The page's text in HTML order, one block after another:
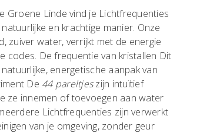
Groene Linde vind je Lichtfrequenties
en krachtige manier. Onze
zuiver water, verrijkt met de energie
codes. De frequentie van kristallen Dit
energetische aanpak van
De 44 pareltjeszijn intuïtief
ze innemen of toevoegen aan water
Lichtfrequenties zijn verwerkt
van je omgeving, zonder geur